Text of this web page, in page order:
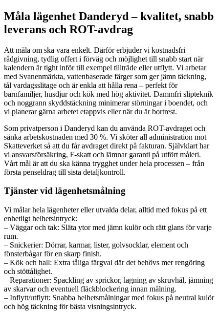
Måla lägenhet Danderyd – kvalitet, snabb
leverans och ROT-avdrag
Att måla om ska vara enkelt. Därför erbjuder vi kostnadsfri
rådgivning, tydlig offert i förväg och möjlighet till snabb start när
kalendern är tight inför till exempel tillträde eller utflytt. Vi arbetar
med Svanenmärkta, vattenbaserade färger som ger jämn täckning,
tål vardagsslitage och är enkla att hålla rena – perfekt för
barnfamiljer, husdjur och kök med hög aktivitet. Dammfri slipteknik
och noggrann skyddstäckning minimerar störningar i boendet, och
vi planerar gärna arbetet etappvis eller när du är bortrest.
Som privatperson i Danderyd kan du använda ROT-avdraget och
sänka arbetskostnaden med 30 %. Vi sköter all administration mot
Skatteverket så att du får avdraget direkt på fakturan. Självklart har
vi ansvarsförsäkring, F-skatt och lämnar garanti på utfört måleri.
Vårt mål är att du ska känna trygghet under hela processen – från
första penseldrag till sista detaljkontroll.
Tjänster vid lägenhetsmålning
Vi målar hela lägenheter eller utvalda delar, alltid med fokus på ett
enhetligt helhetsintryck:
– Väggar och tak: Släta ytor med jämn kulör och rätt glans för varje
rum.
– Snickerier: Dörrar, karmar, lister, golvsocklar, element och
fönsterbågar för en skarp finish.
– Kök och hall: Extra tåliga färgval där det behövs mer rengöring
och stöttålighet.
– Reparationer: Spackling av sprickor, lagning av skruvhål, jämning
av skarvar och eventuell fläckblockering innan målning.
– Inflytt/utflytt: Snabba helhetsmålningar med fokus på neutral kulör
och hög täckning för bästa visningsintryck.